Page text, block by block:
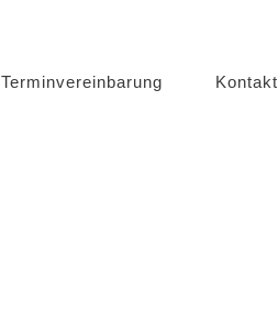
Terminvereinbarung Kontakt